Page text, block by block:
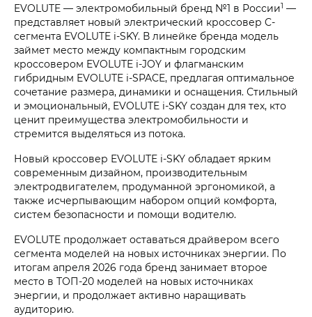
EVOLUTE — электромобильный бренд №1 в России1 —
представляет новый электрический кроссовер C-
сегмента EVOLUTE i‑SKY. В линейке бренда модель
займет место между компактным городским
кроссовером EVOLUTE i‑JOY и флагманским
гибридным EVOLUTE i‑SPACE, предлагая оптимальное
сочетание размера, динамики и оснащения. Стильный
и эмоциональный, EVOLUTE i‑SKY создан для тех, кто
ценит преимущества электромобильности и
стремится выделяться из потока.
Новый кроссовер EVOLUTE i‑SKY обладает ярким
современным дизайном, производительным
электродвигателем, продуманной эргономикой, а
также исчерпывающим набором опций комфорта,
систем безопасности и помощи водителю.
EVOLUTE продолжает оставаться драйвером всего
сегмента моделей на новых источниках энергии. По
итогам апреля 2026 года бренд занимает второе
место в ТОП-20 моделей на новых источниках
энергии, и продолжает активно наращивать
аудиторию.